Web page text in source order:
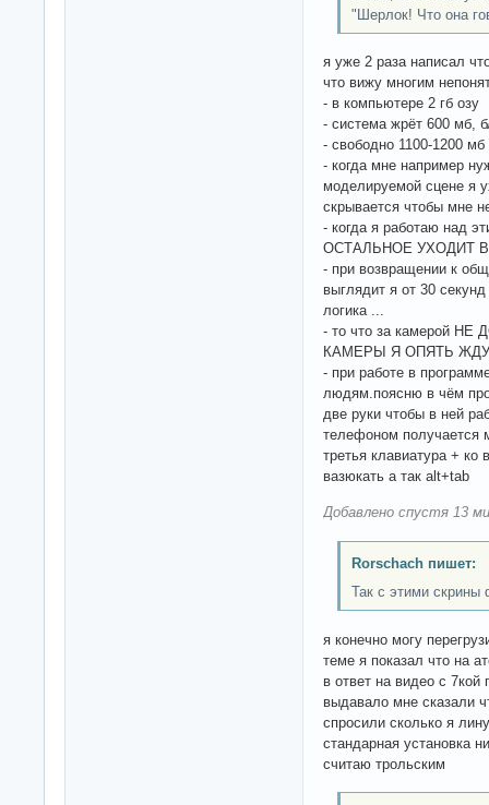
"Шерлок! Что она
я уже 2 раза написал
что вижу многим
- в компьютере 2 гб озу
- система жрёт 600 мб,
- свободно 1100-1200 мб
- когда мне например
моделируемой сцене я
скрывается чтобы мне
- когда я работаю над
ОСТАЛЬНОЕ УХОДИТ
- при возвращении к
выглядит я от 30
логика ...
- то что за камерой
КАМЕРЫ Я ОПЯТЬ
- при работе в
людям.поясню в чём
две руки чтобы в ней
телефоном получается
третья клавиатура +
вазюкать а так alt+tab
Добавлено спустя 13
Rorschach пишет:
Так с этими скрины
я конечно могу
теме я показал что на
в ответ на видео с 7кой
выдавало мне сказали
спросили сколько я
стандарная установка
считаю трольским